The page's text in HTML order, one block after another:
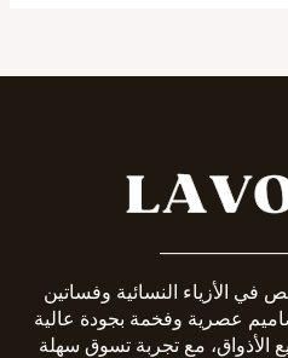
في الأزياء النسائية وفساتين
عصرية وفخمة بجودة عالية
الأذواق، مع تجربة تسوق سهلة